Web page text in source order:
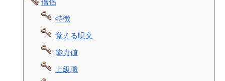
特徴
覚える呪文
能力値
上級職